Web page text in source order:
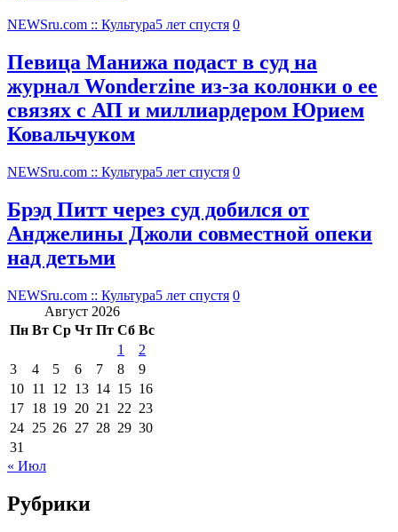
NEWSru.com :: Культура5 лет спустя 0
Певица Манижа подаст в суд на
журнал Wonderzine из-за колонки о ее
связях с АП и миллиардером Юрием
Ковальчуком
NEWSru.com :: Культура5 лет спустя 0
Брэд Питт через суд добился от
Анджелины Джоли совместной опеки
над детьми
NEWSru.com :: Культура5 лет спустя 0
Август 2026
Пн Вт Ср Чт Пт Сб Вс
1
2
3
4 5 6 7 8
9
10 11 12 13 14 15 16
17 18 19 20 21 22 23
24 25 26 27 28 29 30
31
« Июл
Рубрики